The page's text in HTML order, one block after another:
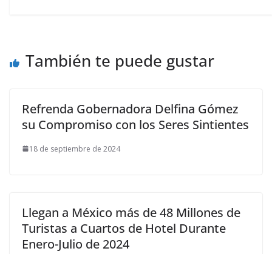
También te puede gustar
Refrenda Gobernadora Delfina Gómez
su Compromiso con los Seres Sintientes
18 de septiembre de 2024
Llegan a México más de 48 Millones de
Turistas a Cuartos de Hotel Durante
Enero-Julio de 2024